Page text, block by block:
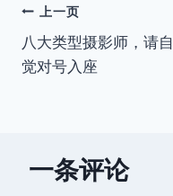
文
章
上一页
八大类型摄影师，请自
觉对号入座
一条评论